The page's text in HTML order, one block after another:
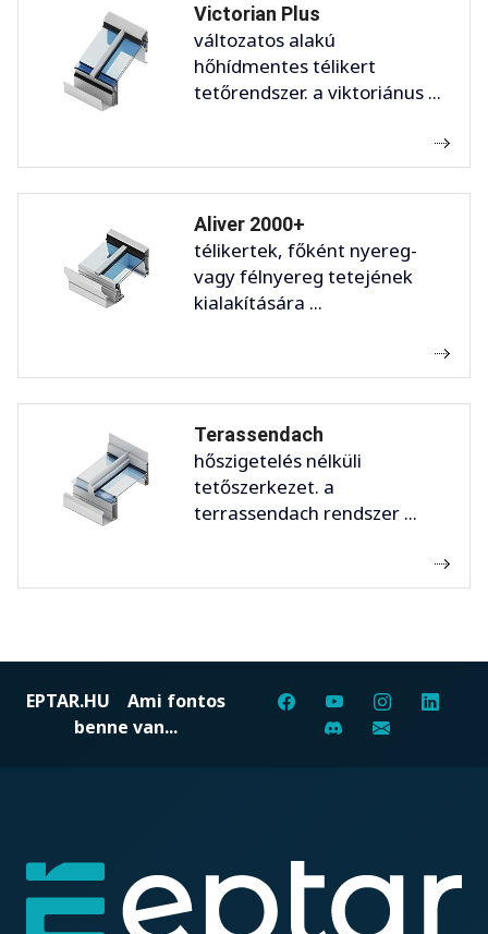
Victorian Plus
változatos alakú
hőhídmentes télikert
tetőrendszer. a viktoriánus ...
Aliver 2000+
télikertek, főként nyereg-
vagy félnyereg tetejének
kialakítására ...
Terassendach
hőszigetelés nélküli
tetőszerkezet. a
terrassendach rendszer ...
EPTAR.HU Ami fontos
benne van...